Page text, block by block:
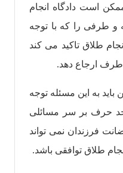
است دادگاه انجام
و طرفی را که با توجه
طلاق تاکید می کند
طرف ارجاع دهد.
به این مسئله توجه
حد حرف بر سر مسائلی
فرزندان نمی تواند
طلاق توافقی باشد.